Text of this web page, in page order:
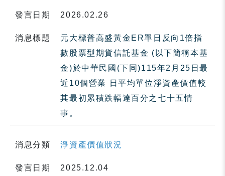
發言日期 2026.02.26
消息標題
元大標普高盛黃金ER單日反向1倍指
數股票型期貨信託基金 (以下簡稱本基
金)於中華民國(下同)115年2月25日最
近10個營業 日平均單位淨資產價值較
其最初累積跌幅達百分之七十五情
事。
消息分類 淨資產價值狀況
發言日期 2025.12.04